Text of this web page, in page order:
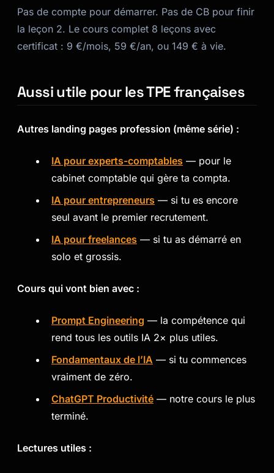
Pas de compte pour démarrer. Pas de CB pour finir
la leçon 2. Le cours complet 8 leçons avec
certificat : 9 €/mois, 59 €/an, ou 149 € à vie.
Aussi utile pour les TPE françaises
Autres landing pages profession (même série) :
IA pour experts-comptables — pour le
cabinet comptable qui gère ta compta.
IA pour entrepreneurs — si tu es encore
seul avant le premier recrutement.
IA pour freelances — si tu as démarré en
solo et grossis.
Cours qui vont bien avec :
Prompt Engineering — la compétence qui
rend tous les outils IA 2× plus utiles.
Fondamentaux de l’IA — si tu commences
vraiment de zéro.
ChatGPT Productivité — notre cours le plus
terminé.
Lectures utiles :